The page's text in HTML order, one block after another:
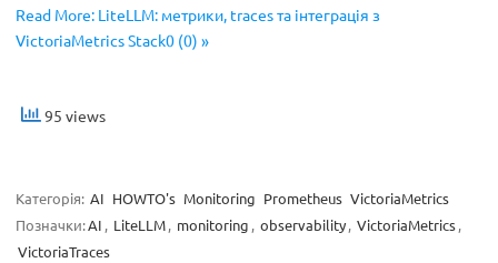
Read More: LiteLLM: метрики, traces та інтеграція з
VictoriaMetrics Stack0 (0) »
95 views
Категорія: AI HOWTO's Monitoring Prometheus VictoriaMetrics
Позначки:AI , LiteLLM, monitoring , observability, VictoriaMetrics,
VictoriaTraces